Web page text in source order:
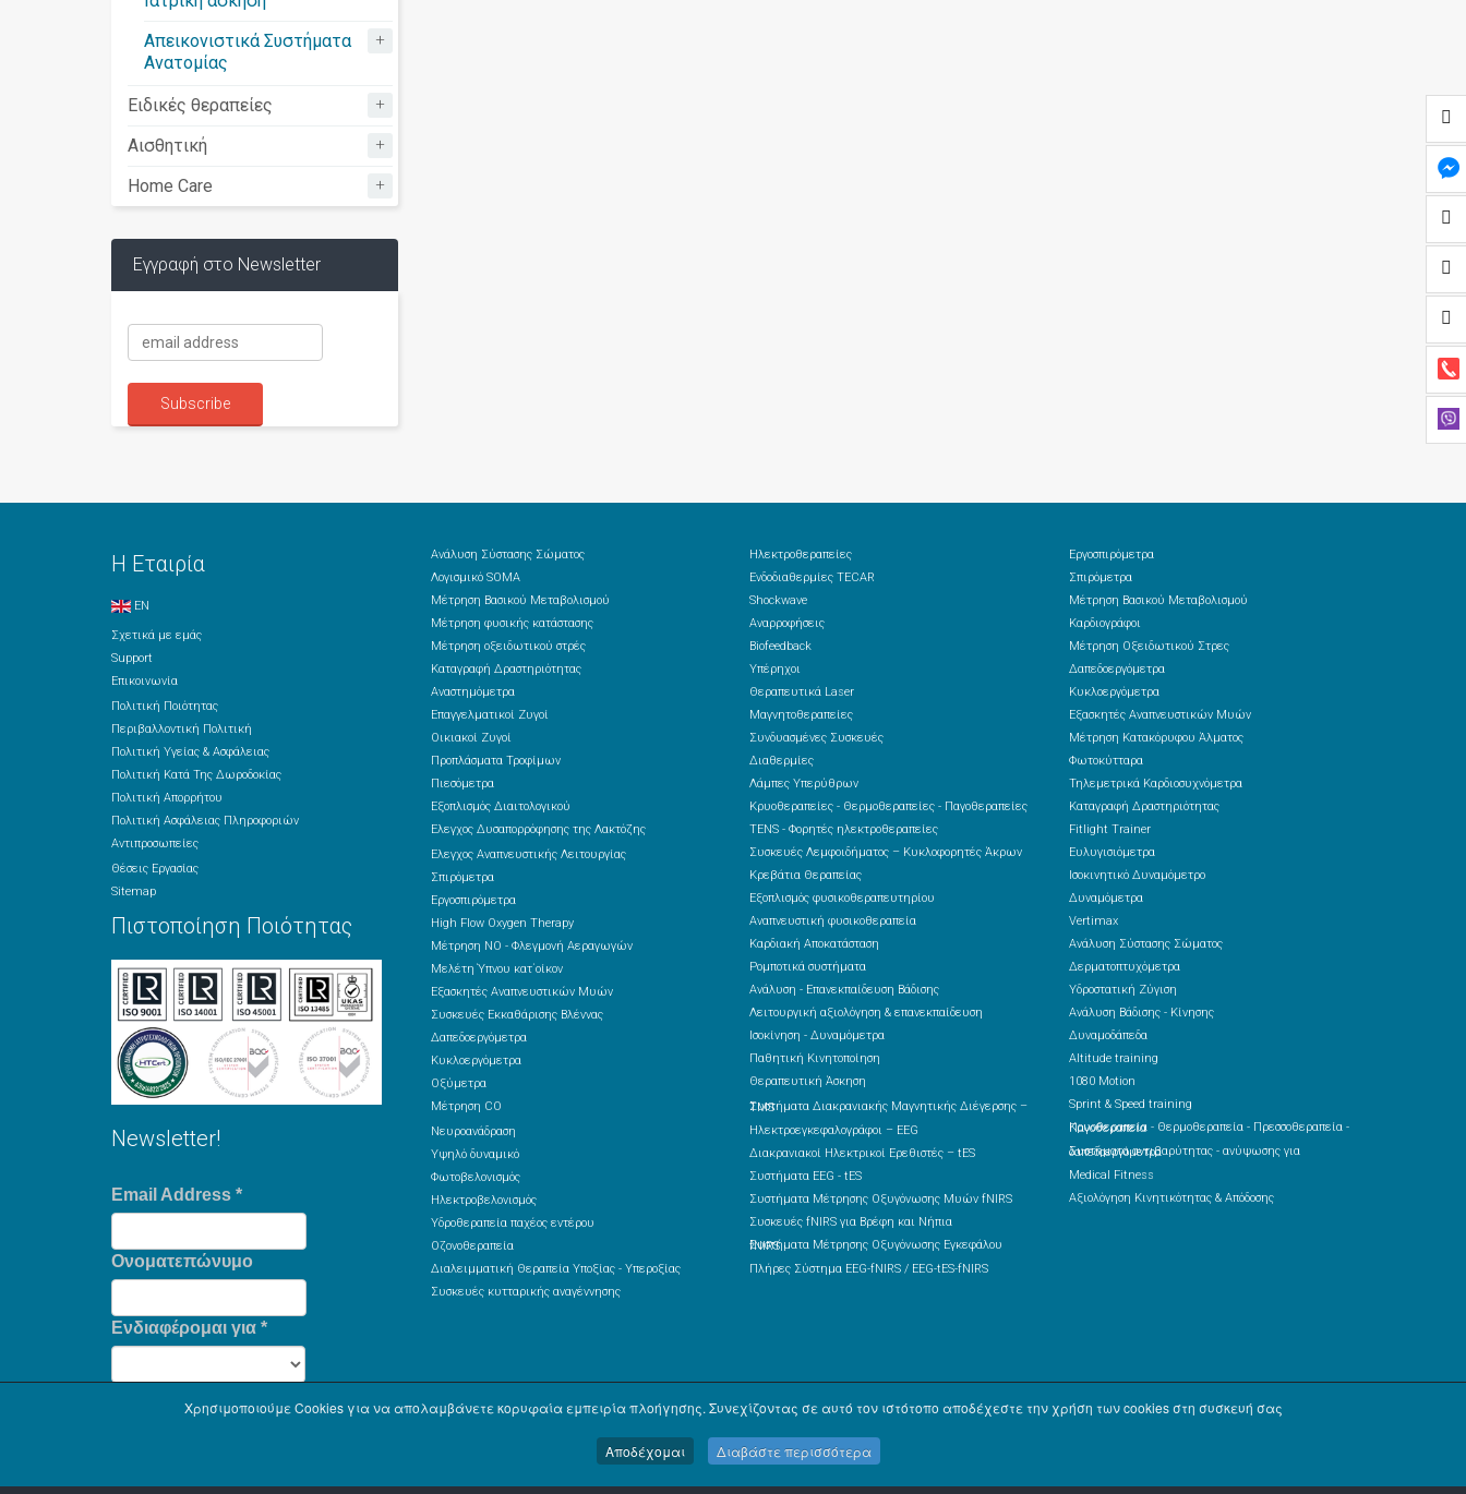
Απεικονιστικά Συστήματα
Ανατομίας
+
Ειδικές θεραπείες +
Αισθητική +
Home Care +
Εγγραφή στο Newsletter
Η Εταιρία
EN
Σχετικά με εμάς
Support
Επικοινωνία
Πολιτική Ποιότητας
Περιβαλλοντική Πολιτική
Πολιτική Υγείας & Ασφάλειας
Πολιτική Κατά Της Δωροδοκίας
Πολιτική Απορρήτου
Πολιτική Ασφάλειας Πληροφοριών
Αντιπροσωπείες
Θέσεις Εργασίας
Sitemap
Πιστοποίηση Ποιότητας
Newsletter!
Email Address *
Ονοματεπώνυμο
Ενδιαφέρομαι για *
Ανάλυση Σύστασης Σώματος
Λογισμικό SOMA
Μέτρηση Βασικού Μεταβολισμού
Μέτρηση φυσικής κατάστασης
Μέτρηση οξειδωτικού στρές
Καταγραφή Δραστηριότητας
Αναστημόμετρα
Επαγγελματικοί Ζυγοί
Οικιακοί Ζυγοί
Προπλάσματα Τροφίμων
Πιεσόμετρα
Εξοπλισμός Διαιτολογικού
Έλεγχος Δυσαπορρόφησης της Λακτόζης
Έλεγχος Αναπνευστικής Λειτουργίας
Σπιρόμετρα
Εργοσπιρόμετρα
High Flow Oxygen Therapy
Μέτρηση NO - Φλεγμονή Αεραγωγών
Μελέτη Ύπνου κατ΄οίκον
Εξασκητές Αναπνευστικών Μυών
Συσκευές Εκκαθάρισης Βλέννας
Δαπεδοεργόμετρα
Κυκλοεργόμετρα
Οξύμετρα
Μέτρηση CO
Νευροανάδραση
Υψηλό δυναμικό
Φωτοβελονισμός
Ηλεκτροβελονισμός
Υδροθεραπεία παχέος εντέρου
Οζονοθεραπεία
Διαλειμματική Θεραπεία Υποξίας - Υπεροξίας
Συσκευές κυτταρικής αναγέννησης
Ηλεκτροθεραπείες
Ενδοδιαθερμίες TECAR
Shockwave
Αναρροφήσεις
Biofeedback
Υπέρηχοι
Θεραπευτικά Laser
Μαγνητοθεραπείες
Συνδυασμένες Συσκευές
Διαθερμίες
Λάμπες Υπερύθρων
Κρυοθεραπείες - Θερμοθεραπείες - Παγοθεραπείες
TENS - Φορητές ηλεκτροθεραπείες
Συσκευές Λεμφοιδήματος – Κυκλοφορητές Άκρων
Κρεβάτια Θεραπείας
Εξοπλισμός φυσικοθεραπευτηρίου
Αναπνευστική φυσικοθεραπεία
Καρδιακή Αποκατάσταση
Ρομποτικά συστήματα
Ανάλυση - Επανεκπαίδευση Βάδισης
Λειτουργική αξιολόγηση & επανεκπαίδευση
Ισοκίνηση - Δυναμόμετρα
Παθητική Κινητοποίηση
Θεραπευτική Άσκηση
Συστήματα Διακρανιακής Μαγνητικής Διέγερσης – TMS
Ηλεκτροεγκεφαλογράφοι – EEG
Διακρανιακοί Ηλεκτρικοί Ερεθιστές – tES
Συστήματα EEG - tES
Συστήματα Μέτρησης Οξυγόνωσης Μυών fNIRS
Συσκευές fNIRS για Βρέφη και Νήπια
Συστήματα Μέτρησης Οξυγόνωσης Εγκεφάλου fNIRS
Πλήρες Σύστημα EEG-fNIRS / EEG-tES-fNIRS
Εργοσπιρόμετρα
Σπιρόμετρα
Μέτρηση Βασικού Μεταβολισμού
Καρδιογράφοι
Μέτρηση Οξειδωτικού Στρες
Δαπεδοεργόμετρα
Κυκλοεργόμετρα
Εξασκητές Αναπνευστικών Μυών
Μέτρηση Κατακόρυφου Άλματος
Φωτοκύτταρα
Τηλεμετρικά Καρδιοσυχνόμετρα
Καταγραφή Δραστηριότητας
Fitlight Trainer
Ευλυγισιόμετρα
Ισοκινητικό Δυναμόμετρο
Δυναμόμετρα
Vertimax
Ανάλυση Σύστασης Σώματος
Δερματοπτυχόμετρα
Υδροστατική Ζύγιση
Ανάλυση Βάδισης - Κίνησης
Δυναμοδάπεδα
Altitude training
1080 Motion
Sprint & Speed training
Κρυοθεραπεία - Θερμοθεραπεία - Πρεσσοθεραπεία - Παγοθεραπεία
Συστήματα αντιβαρύτητας - ανύψωσης για δαπεδοεργόμετρα
Medical Fitness
Αξιολόγηση Κινητικότητας & Απόδοσης
Χρησιμοποιούμε Cookies για να απολαμβάνετε κορυφαία εμπειρία πλοήγησης. Συνεχίζοντας σε αυτό τον ιστότοπο αποδέχεστε την χρήση των cookies στη συσκευή σας
Αποδέχομαι Διαβάστε περισσότερα